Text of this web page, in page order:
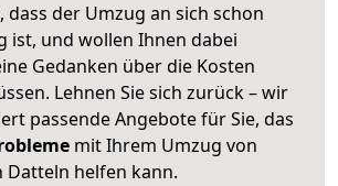
dass der Umzug an sich schon
ist, und wollen Ihnen dabei
Gedanken über die Kosten
Lehnen Sie sich zurück – wir
passende Angebote für Sie, das
mit Ihrem Umzug von
Datteln helfen kann.